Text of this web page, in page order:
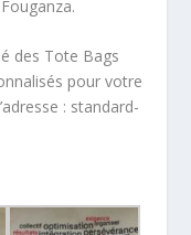
des Tote Bags
pour votre
: standard-